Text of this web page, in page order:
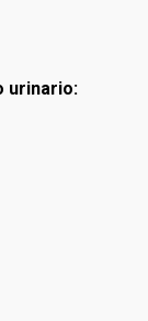
urinario: